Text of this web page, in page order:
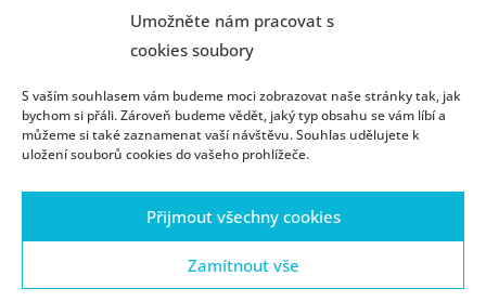
Umožněte nám pracovat s
cookies soubory
S vaším souhlasem vám budeme moci zobrazovat naše stránky tak, jak
bychom si přáli. Zároveň budeme vědět, jaký typ obsahu se vám líbí a
můžeme si také zaznamenat vaší návštěvu. Souhlas udělujete k
uložení souborů cookies do vašeho prohlížeče.
Přijmout všechny cookies
Zamítnout vše
témat oboru Historie 20. století nebo
oboru Sociologie. Ceny jsou spojeny s
finanční odměnou. Studenti mohou své...
« Starší příspěvky
Úvod Konzultační hodiny
Přijímací řízení
Portál ZČU Webmail